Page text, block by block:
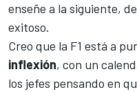
enseñe a la siguiente,
exitoso.
Creo que la F1 está a
inflexión, con un
los jefes pensando en